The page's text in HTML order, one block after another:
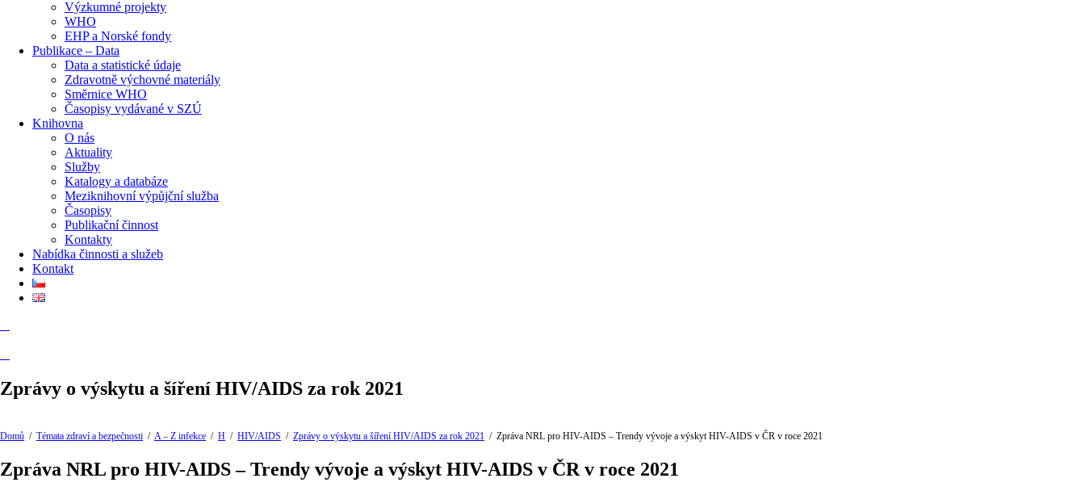
Výzkumné projekty
WHO
EHP a Norské fondy
Publikace – Data
Data a statistické údaje
Zdravotně výchovné materiály
Směrnice WHO
Časopisy vydávané v SZÚ
Knihovna
O nás
Aktuality
Služby
Katalogy a databáze
Meziknihovní výpůjční služba
Časopisy
Publikační činnost
Kontakty
Nabídka činnosti a služeb
Kontakt
Zprávy o výskytu a šíření HIV/AIDS za rok 2021
Domů / Témata zdraví a bezpečnosti / A – Z infekce / H / HIV/AIDS / Zprávy o výskytu a šíření HIV/AIDS za rok 2021 / Zpráva NRL pro HIV-AIDS – Trendy vývoje a výskyt HIV-AIDS v ČR v roce 2021
Zpráva NRL pro HIV-AIDS – Trendy vývoje a výskyt HIV-AIDS v ČR v roce 2021